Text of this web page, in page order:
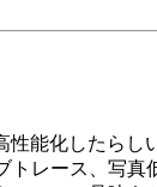
性能化したらし
トレース、写真